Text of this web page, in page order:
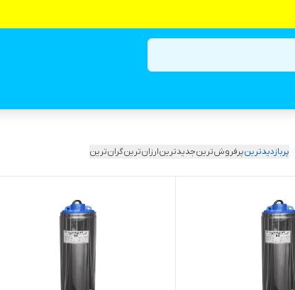
پربازدیدترینپرفروش‌ترینجدیدترینارزان‌ترینگران‌ترین